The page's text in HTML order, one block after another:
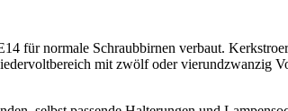
für normale Schraubbirnen verbaut.
mit zwölf oder vierundzwanzig